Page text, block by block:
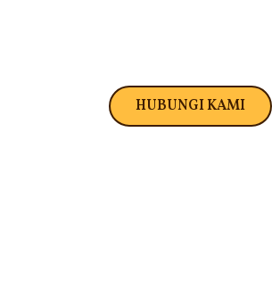
HUBUNGI KAMI